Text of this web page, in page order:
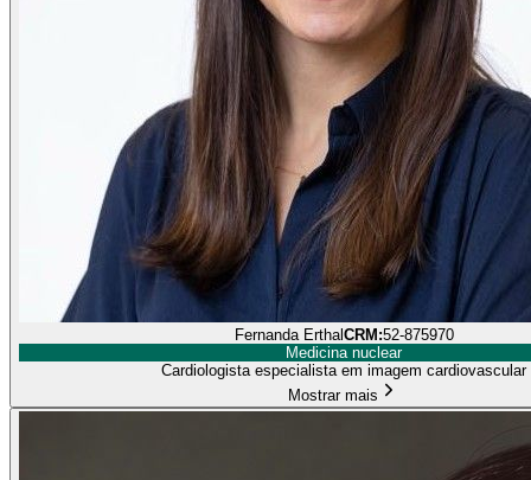
Fernanda ErthalCRM:52-875970
Medicina nuclear
Cardiologista especialista em imagem cardiovascular
Mostrar mais